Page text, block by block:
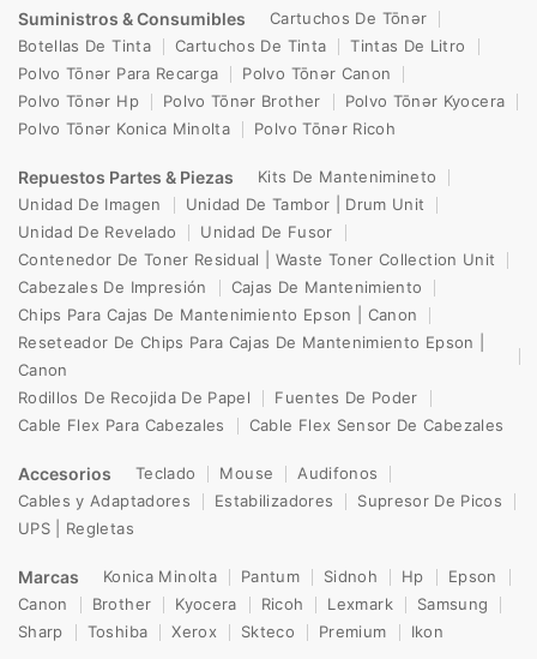
Suministros & Consumibles
Cartuchos De Tōnər
Botellas De Tinta
Cartuchos De Tinta
Tintas De Litro
Polvo Tōnər Para Recarga
Polvo Tōnər Canon
Polvo Tōnər Hp
Polvo Tōnər Brother
Polvo Tōnər Kyocera
Polvo Tōnər Konica Minolta
Polvo Tōnər Ricoh
Repuestos Partes & Piezas
Kits De Mantenimineto
Unidad De Imagen
Unidad De Tambor | Drum Unit
Unidad De Revelado
Unidad De Fusor
Contenedor De Toner Residual | Waste Toner Collection Unit
Cabezales De Impresión
Cajas De Mantenimiento
Chips Para Cajas De Mantenimiento Epson | Canon
Reseteador De Chips Para Cajas De Mantenimiento Epson |
Canon
Rodillos De Recojida De Papel
Fuentes De Poder
Cable Flex Para Cabezales
Cable Flex Sensor De Cabezales
Accesorios Teclado Mouse
Audifonos
Cables y Adaptadores
Estabilizadores
Supresor De Picos
UPS | Regletas
Marcas Konica Minolta Pantum Sidnoh Hp
Epson
Canon
Brother Kyocera Ricoh Lexmark
Samsung
Sharp
Toshiba Xerox Skteco Premium Ikon